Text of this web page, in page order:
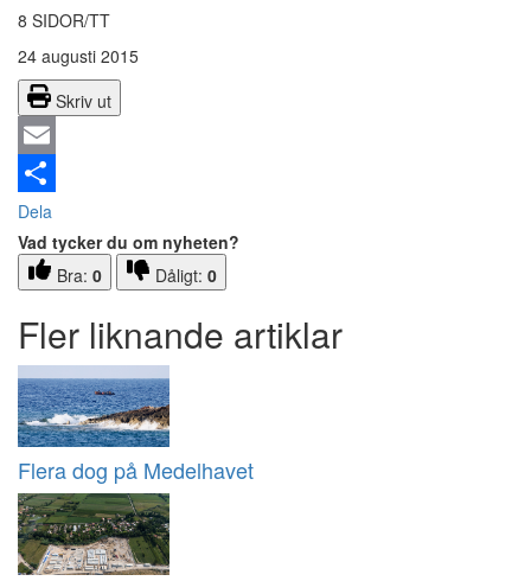
8 SIDOR/TT
24 augusti 2015
Skriv ut
Email
Dela
Vad tycker du om nyheten?
Bra: 0 Dåligt: 0
Fler liknande artiklar
Flera dog på Medelhavet